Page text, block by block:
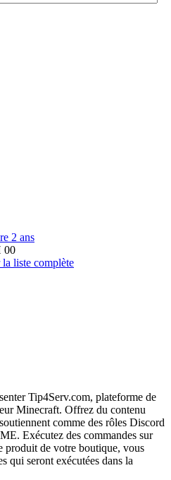
2 ans
00
liste complète
Tip4Serv.com, plateforme de
Minecraft. Offrez du contenu
comme des rôles Discord
Exécutez des commandes sur
produit de votre boutique, vous
qui seront exécutées dans la